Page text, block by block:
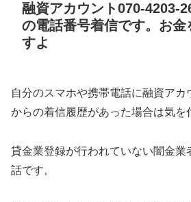
融資アカウント070-4203-
の電話番号着信です。お金
すよ
自分のスマホや携帯電話に融資ア
からの着信履歴があった場合は気を
貸金業登録が行われていない闇金業
話です。